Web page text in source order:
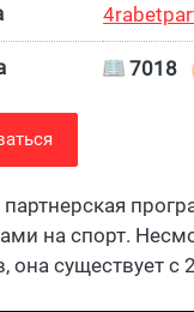
7018
на спорт.
она существует